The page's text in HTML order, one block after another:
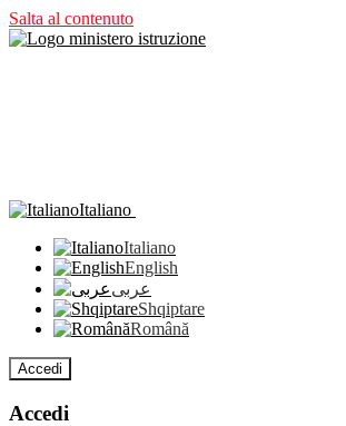
Salta al contenuto
Italiano
Italiano
English
عربى
Shqiptare
Română
Accedi
Accedi